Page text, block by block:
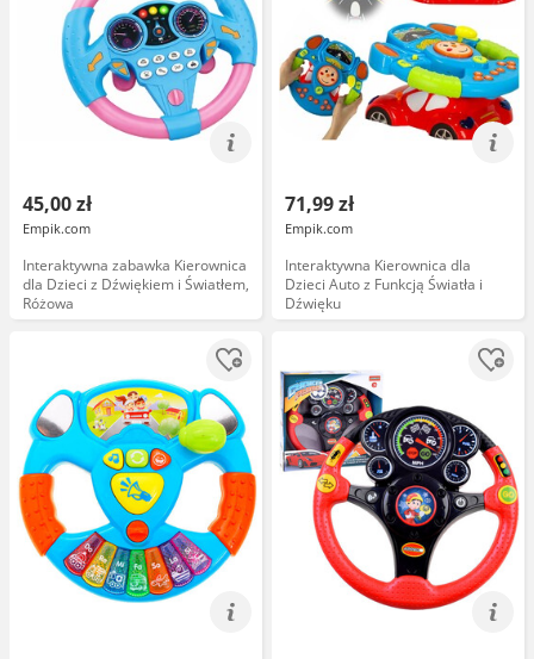
45,00 zł
Empik.com
Interaktywna zabawka Kierownica
dla Dzieci z Dźwiękiem i Światłem,
Różowa
71,99 zł
Empik.com
Interaktywna Kierownica dla
Dzieci Auto z Funkcją Światła i
Dźwięku